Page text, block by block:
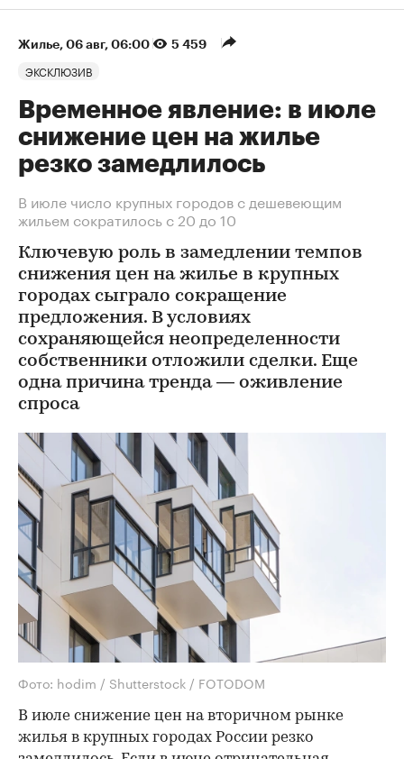
Жилье⁠, 06 авг, 06:00 5 459
ЭКСКЛЮЗИВ
Временное явление: в июле
снижение цен на жилье
резко замедлилось
В июле число крупных городов с дешевеющим
жильем сократилось с 20 до 10
Ключевую роль в замедлении темпов
снижения цен на жилье в крупных
городах сыграло сокращение
предложения. В условиях
сохраняющейся неопределенности
собственники отложили сделки. Еще
одна причина тренда — оживление
спроса
Фото: hodim / Shutterstock / FOTODOM
В июле снижение цен на вторичном рынке
жилья в крупных городах России резко